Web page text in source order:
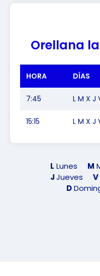
Orellana
HORA DÍAS
7:45 L M X J
15:15 L M X J
L Lunes M
JJueves V
D